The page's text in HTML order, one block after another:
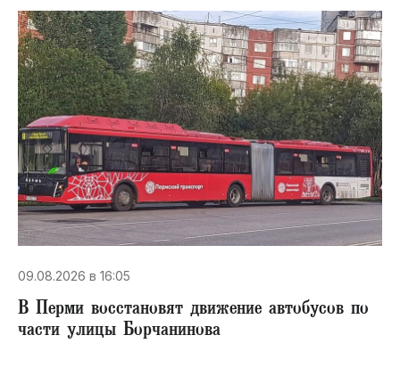
09.08.2026 в 16:05
В Перми восстановят движение автобусов по
части улицы Борчанинова